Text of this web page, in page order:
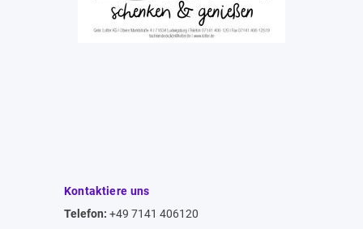
Kontaktiere uns
Telefon: +49 7141 406120